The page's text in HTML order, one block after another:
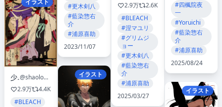
少隆
@shaolong1210
2.9万
4.4K
#BLEACH
#更木剣八
#藍染惣右
介
#浦原喜助
2023/11/07
イラスト
2.9万
2.6K
#BLEACH
#涅マユリ
#グリムジ
ョー
#更木剣八
#藍染惣右
介
#浦原喜助
2025/03/27
#四楓院夜
一
#Yoruichi
#藍染惣右
介
#浦原喜助
2025/08/24
イラスト